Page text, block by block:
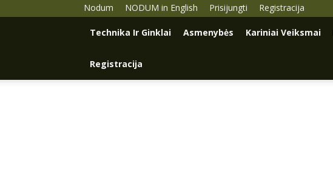
Nodum NODUM in English Prisijungti Registracija
Technika Ir Ginklai Asmenybės Kariniai Veiksmai
Registracija